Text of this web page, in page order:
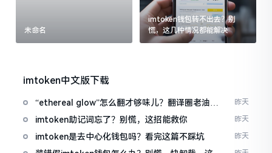
未命名
imtoken钱包转不出去？别
慌，这几种情况都能解决
imtoken中文版下载
“ethereal glow”怎么翻才够味儿？翻译圈老油条
的私房话
昨天
imtoken助记词忘了？别慌，这招能救你 昨天
imtoken是去中心化钱包吗？看完这篇不踩坑 昨天